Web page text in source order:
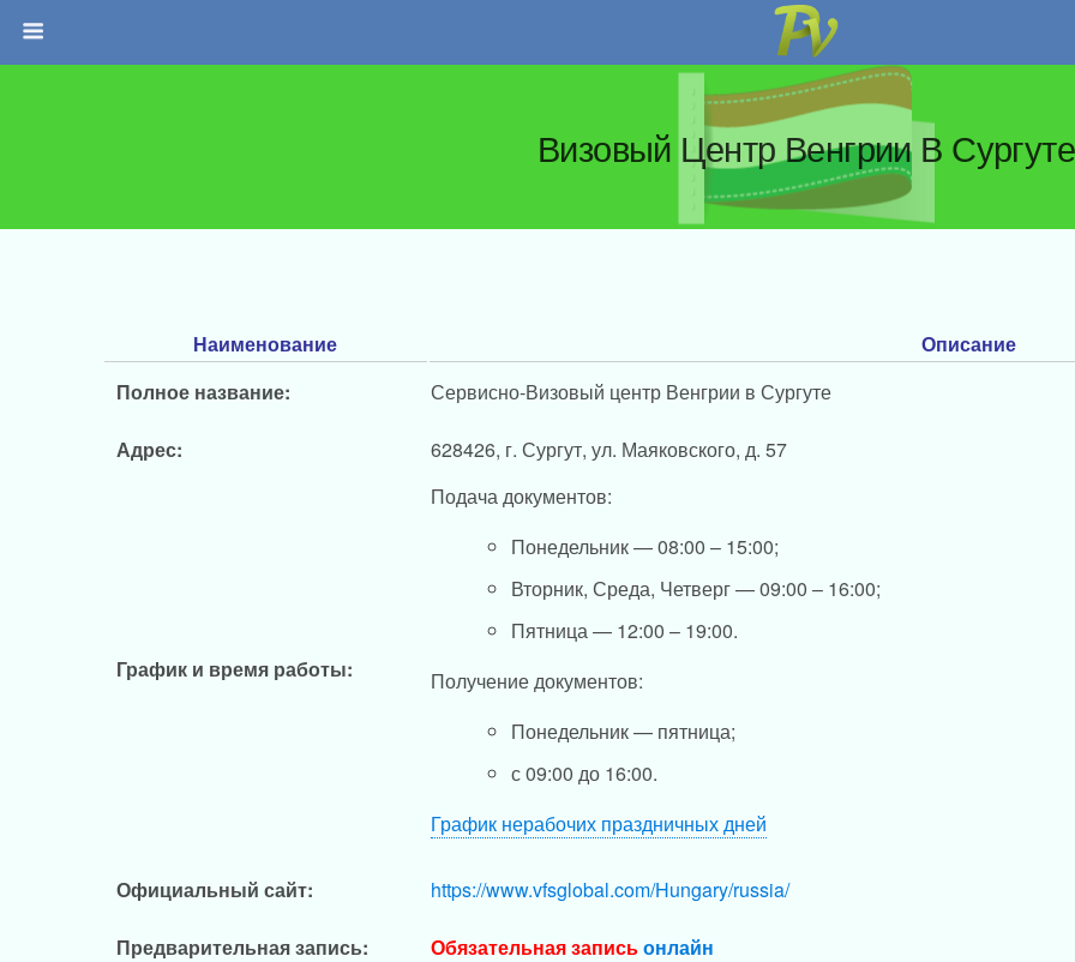
Визовый Центр Венгрии В Сургуте
Наименование
Описание
Полное название:
Сервисно-Визовый центр Венгрии в Сургуте
Адрес: 628426, г. Сургут, ул. Маяковского, д. 57
График и время работы:
Подача документов:
Понедельник — 08:00 – 15:00;
Вторник, Среда, Четверг — 09:00 – 16:00;
Пятница — 12:00 – 19:00.
Получение документов:
Понедельник — пятница;
с 09:00 до 16:00.
График нерабочих праздничных дней
Официальный сайт: https://www.vfsglobal.com/Hungary/russia/
Предварительная запись: Обязательная записьонлайн